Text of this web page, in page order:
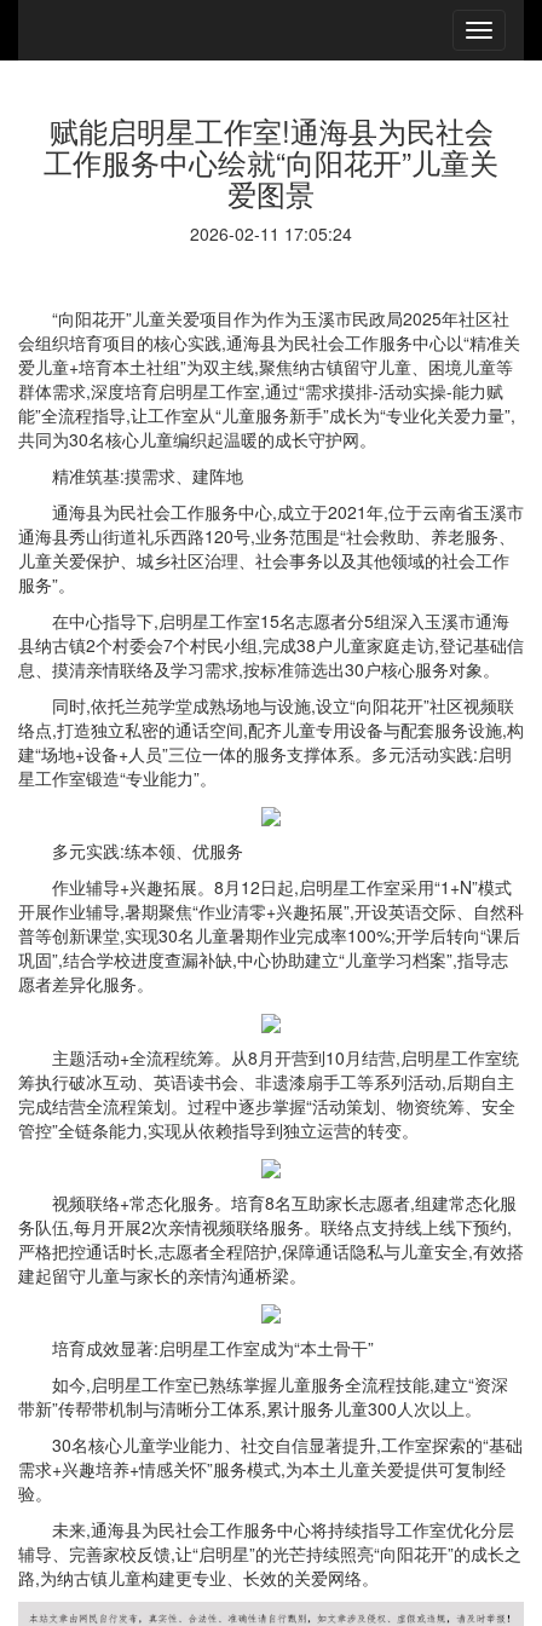
赋能启明星工作室!通海县为民社会
工作服务中心绘就“向阳花开”儿童关
爱图景
2026-02-11 17:05:24
“向阳花开”儿童关爱项目作为作为玉溪市民政局2025年社区社
会组织培育项目的核心实践,通海县为民社会工作服务中心以“精准关
爱儿童+培育本土社组”为双主线,聚焦纳古镇留守儿童、困境儿童等
群体需求,深度培育启明星工作室,通过“需求摸排-活动实操-能力赋
能”全流程指导,让工作室从“儿童服务新手”成长为“专业化关爱力量”,
共同为30名核心儿童编织起温暖的成长守护网。
精准筑基:摸需求、建阵地
通海县为民社会工作服务中心,成立于2021年,位于云南省玉溪市
通海县秀山街道礼乐西路120号,业务范围是“社会救助、养老服务、
儿童关爱保护、城乡社区治理、社会事务以及其他领域的社会工作
服务”。
在中心指导下,启明星工作室15名志愿者分5组深入玉溪市通海
县纳古镇2个村委会7个村民小组,完成38户儿童家庭走访,登记基础信
息、摸清亲情联络及学习需求,按标准筛选出30户核心服务对象。
同时,依托兰苑学堂成熟场地与设施,设立“向阳花开”社区视频联
络点,打造独立私密的通话空间,配齐儿童专用设备与配套服务设施,构
建“场地+设备+人员”三位一体的服务支撑体系。多元活动实践:启明
星工作室锻造“专业能力”。
多元实践:练本领、优服务
作业辅导+兴趣拓展。8月12日起,启明星工作室采用“1+N”模式
开展作业辅导,暑期聚焦“作业清零+兴趣拓展”,开设英语交际、自然科
普等创新课堂,实现30名儿童暑期作业完成率100%;开学后转向“课后
巩固”,结合学校进度查漏补缺,中心协助建立“儿童学习档案”,指导志
愿者差异化服务。
主题活动+全流程统筹。从8月开营到10月结营,启明星工作室统
筹执行破冰互动、英语读书会、非遗漆扇手工等系列活动,后期自主
完成结营全流程策划。过程中逐步掌握“活动策划、物资统筹、安全
管控”全链条能力,实现从依赖指导到独立运营的转变。
视频联络+常态化服务。培育8名互助家长志愿者,组建常态化服
务队伍,每月开展2次亲情视频联络服务。联络点支持线上线下预约,
严格把控通话时长,志愿者全程陪护,保障通话隐私与儿童安全,有效搭
建起留守儿童与家长的亲情沟通桥梁。
培育成效显著:启明星工作室成为“本土骨干”
如今,启明星工作室已熟练掌握儿童服务全流程技能,建立“资深
带新”传帮带机制与清晰分工体系,累计服务儿童300人次以上。
30名核心儿童学业能力、社交自信显著提升,工作室探索的“基础
需求+兴趣培养+情感关怀”服务模式,为本土儿童关爱提供可复制经
验。
未来,通海县为民社会工作服务中心将持续指导工作室优化分层
辅导、完善家校反馈,让“启明星”的光芒持续照亮“向阳花开”的成长之
路,为纳古镇儿童构建更专业、长效的关爱网络。